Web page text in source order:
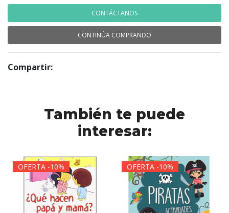
CONTÁCTANOS
CONTINÚA COMPRANDO
Compartir:
También te puede
interesar:
OFERTA -10% OFERTA -10%